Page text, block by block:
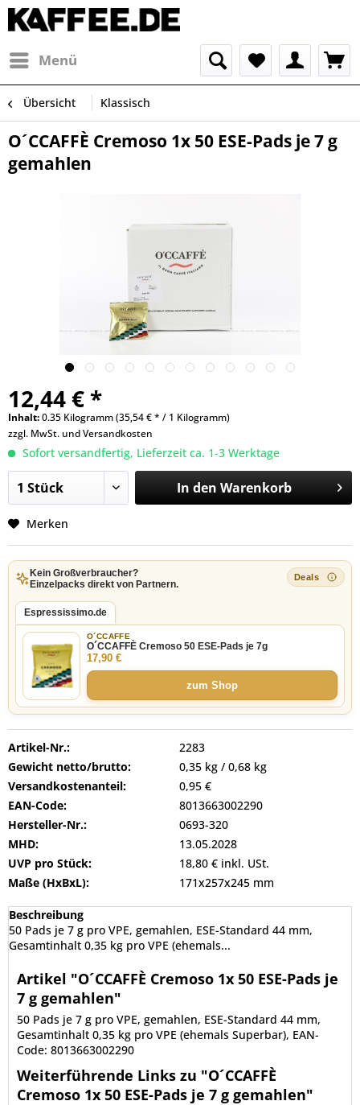
Menü
Übersicht Klassisch
O´CCAFFÈ Cremoso 1x 50 ESE-Pads je 7 g
gemahlen
12,44 € *
Inhalt:0.35 Kilogramm (35,54 € * / 1 Kilogramm)
zzgl. MwSt. undVersandkosten
Sofort versandfertig, Lieferzeit ca. 1-3 Werktage
In den Warenkorb
Merken
Kein Großverbraucher?
Einzelpacks direkt von Partnern.
Espressissimo.de
O´CCAFFE
O´CCAFFÈ Cremoso 50 ESE-Pads je 7g
17,90 €
zum Shop
Artikel-Nr.:
2283
Gewicht netto/brutto:
0,35 kg / 0,68 kg
Versandkostenanteil:
0,95 €
EAN-Code:
8013663002290
Hersteller-Nr.:
0693-320
MHD:
13.05.2028
UVP pro Stück:
18,80 € inkl. USt.
Maße (HxBxL):
171x257x245 mm
Beschreibung
50 Pads je 7 g pro VPE, gemahlen, ESE-Standard 44 mm,
Gesamtinhalt 0,35 kg pro VPE (ehemals...
Artikel "O´CCAFFÈ Cremoso 1x 50 ESE-Pads je
7 g gemahlen"
50 Pads je 7 g pro VPE, gemahlen, ESE-Standard 44 mm,
Gesamtinhalt 0,35 kg pro VPE (ehemals Superbar), EAN-
Code: 8013663002290
Weiterführende Links zu "O´CCAFFÈ
Cremoso 1x 50 ESE-Pads je 7 g gemahlen"